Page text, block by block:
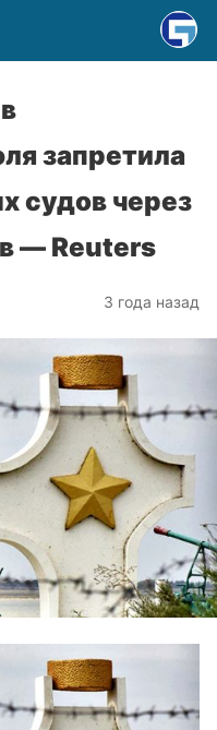
запретила
судов через
— Reuters
3 года назад